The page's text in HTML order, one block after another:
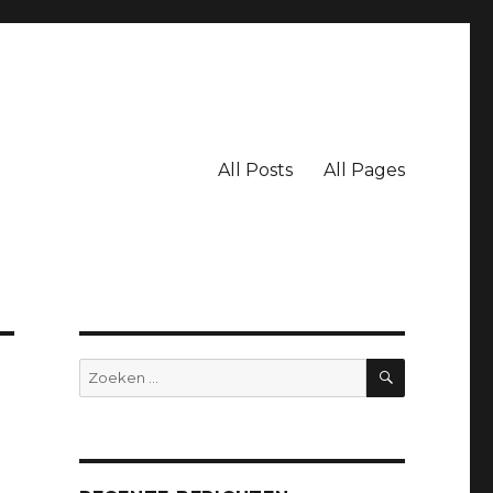
All Posts All Pages
Zoeken
naar:
ZOEKEN